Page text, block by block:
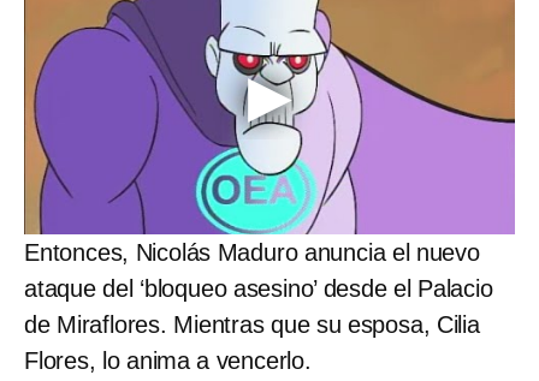
Entonces, Nicolás Maduro anuncia el nuevo
ataque del ‘bloqueo asesino’ desde el Palacio
de Miraflores. Mientras que su esposa, Cilia
Flores, lo anima a vencerlo.